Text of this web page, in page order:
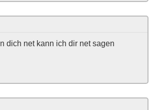
dich net kann ich dir net sagen